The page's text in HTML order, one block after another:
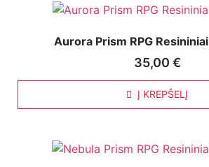
Aurora Prism RPG
35,00 €
Į KREPŠELĮ